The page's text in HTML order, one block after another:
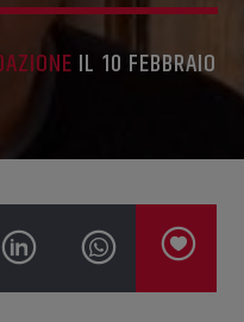
IL 10 FEBBRAIO